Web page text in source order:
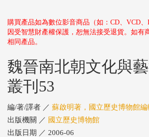
購買產品如為數位影音商品（如：CD、VCD、
因受智慧財產權保護，恕無法接受退貨。如有
相同產品。
魏晉南北朝文化與
叢刊53
編/著/譯者 ／ 蘇啟明著，國立歷史博物館
出版機關 ／ 國立歷史博物館
出版日期 ／ 2006-06